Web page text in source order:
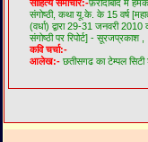
साहित्य समाचार:-फ़रीदाबाद में
संगोष्ठी, कथा यू.के. के 15 वर्ष
(वर्धा) द्वारा 29-31 जनवरी
संगोष्ठी पर रिपोर्ट] - सूरजप्रकाश ,
कवि चर्चा:-
आलेख:- छतीसगढ का टेम्पल सिटी